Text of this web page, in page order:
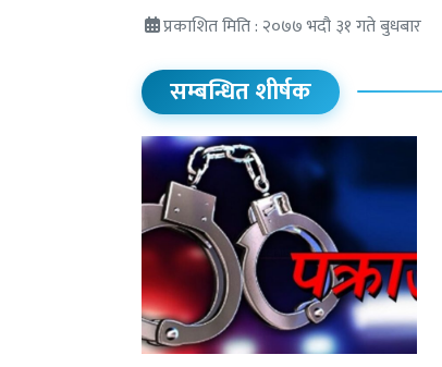
प्रकाशित मिति : २०७७ भदौ ३१ गते बुधबार
सम्बन्धित शीर्षक